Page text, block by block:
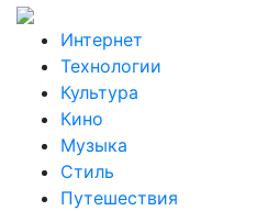
Интернет
Технологии
Культура
Кино
Музыка
Стиль
Путешествия